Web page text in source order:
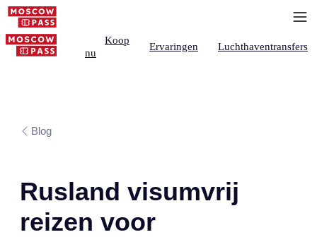
Koop
nu
Ervaringen Luchthaventransfers
Blog
Rusland visumvrij
reizen voor